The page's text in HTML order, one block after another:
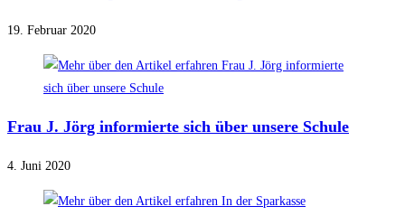
19. Februar 2020
Frau J. Jörg informierte sich über unsere Schule
4. Juni 2020